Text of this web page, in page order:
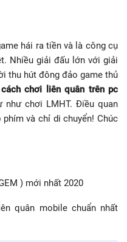
hái ​​ra tiền và là công cụ
Nhiều giải đấu lớn với giải
thu hút đông đảo game thủ
cách chơi liên quân trên pc
chơi LMHT. Điều quan
và chỉ di chuyển! Chúc
) mới nhất 2020
quân mobile chuẩn nhất